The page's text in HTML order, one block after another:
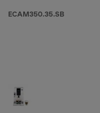
ECAM350.35.SB